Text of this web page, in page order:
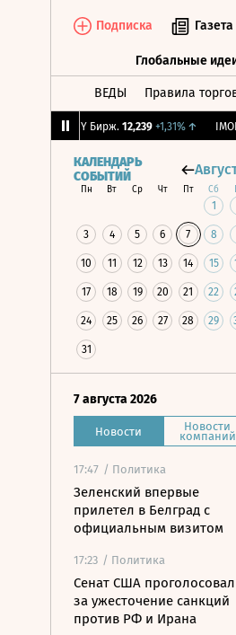
Подписка Газета
Глобальные
ВЕДЫ Правила
CNY Бирж. 12,239 +1,31%↑
КАЛЕНДАРЬ
СОБЫТИЙ
Пн Вт Ср Чт Пт Сб
1
3 4 5 6 7 8
10 11 12 13 14 15
17 18 19 20 21 22
24 25 26 27 28 29
31
7 августа 2026
Новости Новости
компаний
17:47 / Политика
Зеленский впервые
прилетел в Белград с
официальным визитом
17:23 / Политика
Сенат США проголосовал
за ужесточение санкций
против РФ и Ирана